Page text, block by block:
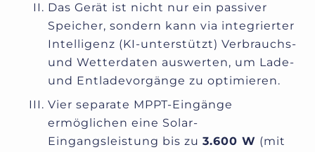
Das Gerät ist nicht nur ein passiver
Speicher, sondern kann via integrierter
Intelligenz (KI-unterstützt) Verbrauchs-
und Wetterdaten auswerten, um Lade-
und Entladevorgänge zu optimieren.
Vier separate MPPT-Eingänge
ermöglichen eine Solar-
Eingangsleistung bis zu 3.600 W (mit